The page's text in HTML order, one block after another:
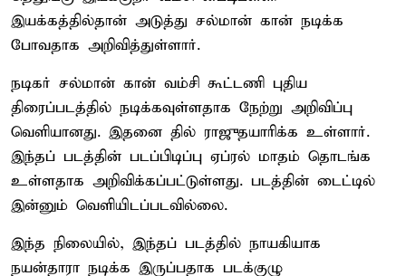
இயக்கத்தில்தான் அடுத்து சல்மான் கான் நடிக்க
போவதாக அறிவித்துள்ளார்.
நடிகர் சல்மான் கான் வம்சி கூட்டணி புதிய
திரைப்படத்தில் நடிக்கவுள்ளதாக நேற்று அறிவிப்பு
வெளியானது. இதனை தில் ராஜுதயாரிக்க உள்ளார்.
இந்தப் படத்தின் படப்பிடிப்பு ஏப்ரல் மாதம் தொடங்க
உள்ளதாக அறிவிக்கப்பட்டுள்ளது. படத்தின் டைட்டில்
இன்னும் வெளியிடப்படவில்லை.
இந்த நிலையில், இந்தப் படத்தில் நாயகியாக
நயன்தாரா நடிக்க இருப்பதாக படக்குழு